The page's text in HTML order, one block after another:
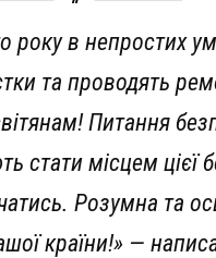
року в непростих
та проводять
Питання
стати місцем цієї
Розумна та
країни!» —